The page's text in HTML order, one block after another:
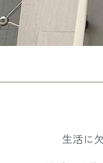
生活に